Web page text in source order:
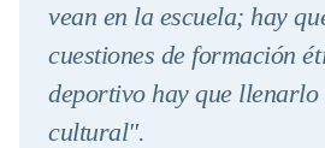
vean en la escuela; hay
cuestiones de formación
deportivo hay que llenarlo
cultural".